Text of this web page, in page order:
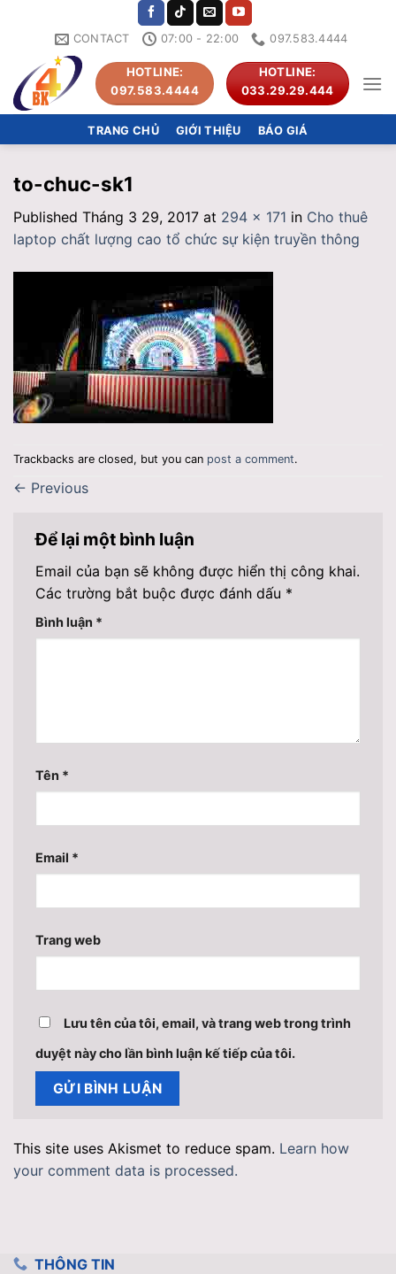
CONTACT 07:00 - 22:00 097.583.4444
HOTLINE:
097.583.4444
HOTLINE:
033.29.29.444
TRANG CHỦ GIỚI THIỆU BÁO GIÁ
to-chuc-sk1
Published Tháng 3 29, 2017 at 294 × 171 in Cho thuê
laptop chất lượng cao tổ chức sự kiện truyền thông
Trackbacks are closed, but you can post a comment.
← Previous
Để lại một bình luận
Email của bạn sẽ không được hiển thị công khai.
Các trường bắt buộc được đánh dấu *
Bình luận *
Tên *
Email *
Trang web
Lưu tên của tôi, email, và trang web trong trình
duyệt này cho lần bình luận kế tiếp của tôi.
This site uses Akismet to reduce spam. Learn how
your comment data is processed.
THÔNG TIN